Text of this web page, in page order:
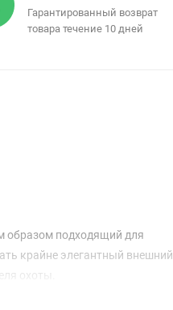
Гарантированный возврат
товара течение 10 дней
образом подходящий для
крайне элегантный внешний
охоты.